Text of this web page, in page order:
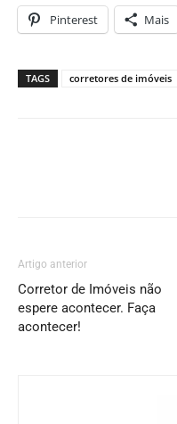
Pinterest Mais
TAGS corretores de imóveis
Artigo anterior
Corretor de Imóveis não
espere acontecer. Faça
acontecer!